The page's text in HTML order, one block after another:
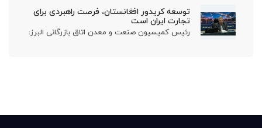
توسعه کریدور افغانستان، فرصت راهبردی برای
تجارت ایران است
رئیس کمیسیون صنعت و معدن اتاق بازرگانی البرز: